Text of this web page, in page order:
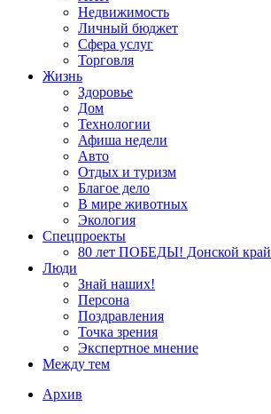
Недвижимость
Личный бюджет
Сфера услуг
Торговля
Жизнь
Здоровье
Дом
Технологии
Афиша недели
Авто
Отдых и туризм
Благое дело
В мире животных
Экология
Спецпроекты
80 лет ПОБЕДЫ! Донской край
Люди
Знай наших!
Персона
Поздравления
Точка зрения
Экспертное мнение
Между тем
Архив